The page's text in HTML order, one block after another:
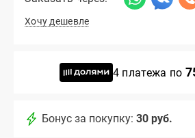
Хочу дешевле
4 платежа по
Бонус за покупку: 30 руб.